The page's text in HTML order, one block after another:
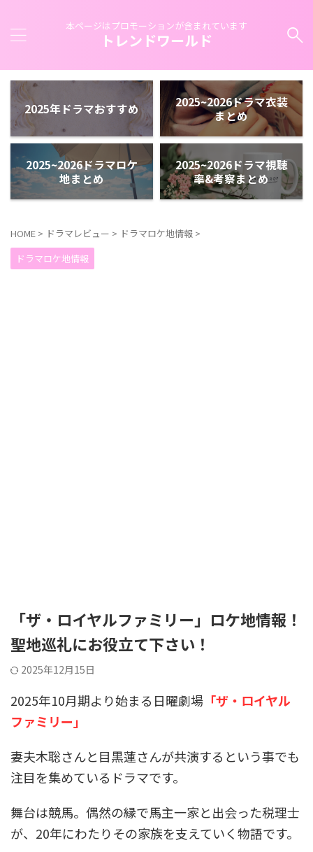
本ページはプロモーションが含まれています
トレンドワールド
2025年ドラマおすすめ
2025~2026ドラマ衣装
まとめ
2025~2026ドラマロケ
地まとめ
2025~2026ドラマ視聴
率&考察まとめ
HOME > ドラマレビュー > ドラマロケ地情報 >
ドラマロケ地情報
「ザ・ロイヤルファミリー」ロケ地情報！
聖地巡礼にお役立て下さい！
2025年12月15日
2025年10月期より始まる日曜劇場 「ザ・ロイヤル
ファミリー」
妻夫木聡さんと目黒蓮さんが共演するという事でも
注目を集めているドラマです。
舞台は競馬。偶然の縁で馬主一家と出会った税理士
が、20年にわたりその家族を支えていく物語です。